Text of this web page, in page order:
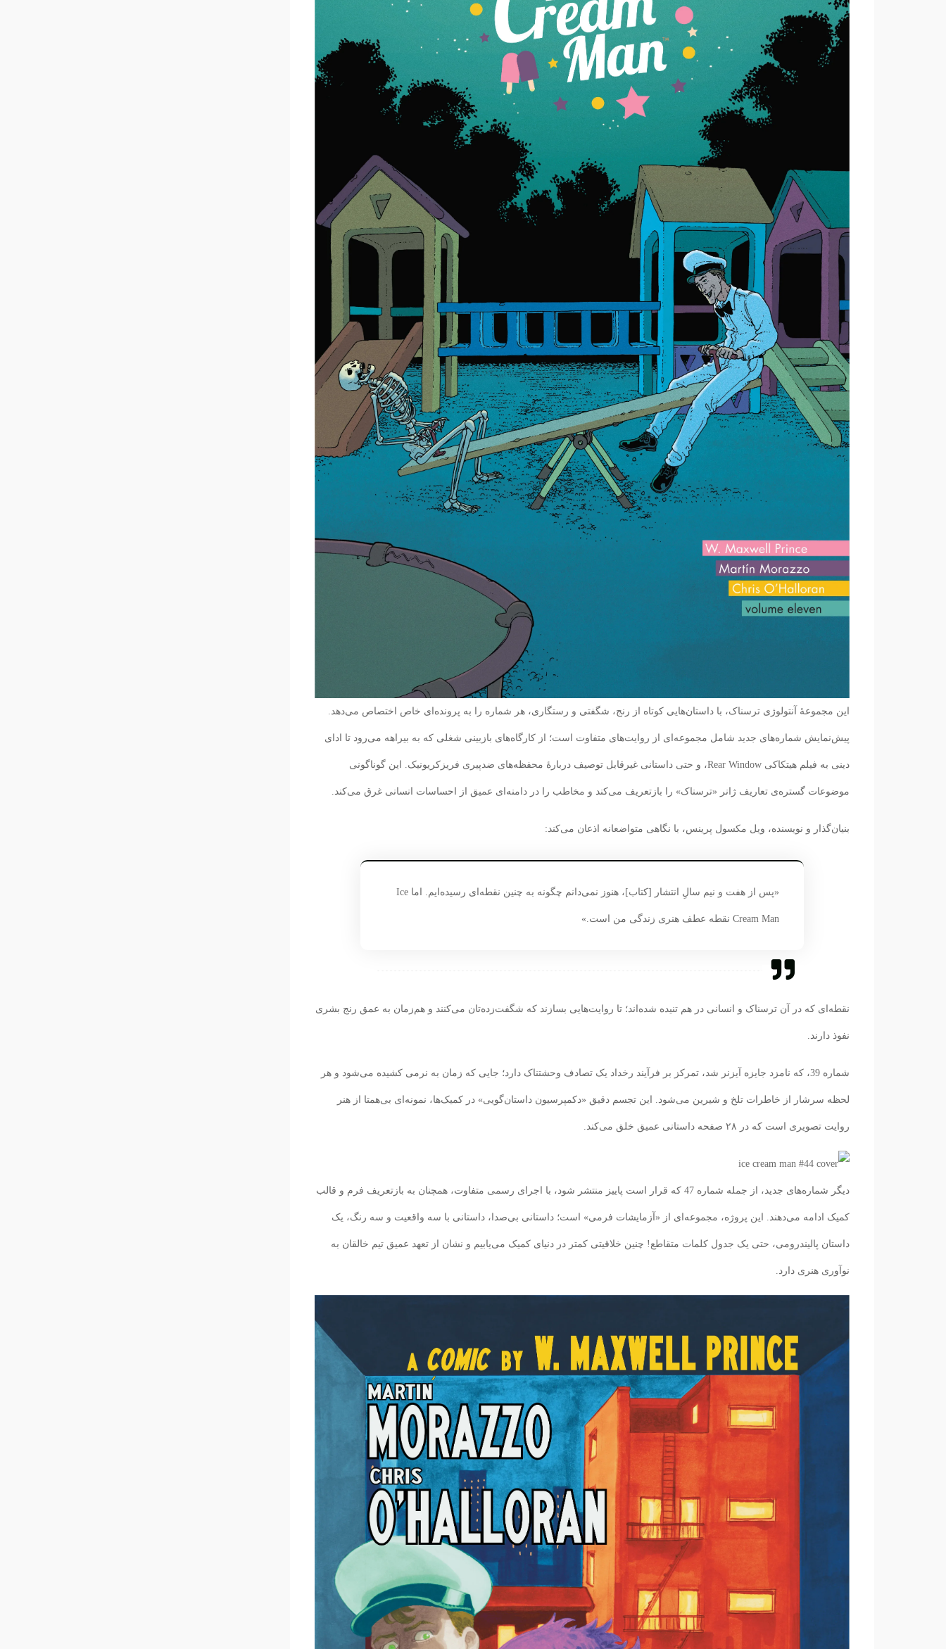
این مجموعهٔ آنتولوژی ترسناک، با داستان‌هایی کوتاه از رنج، شگفتی و رستگاری، هر شماره را به پرونده‌ای خاص اختصاص می‌دهد.
پیش‌نمایش شماره‌های جدید شامل مجموعه‌ای از روایت‌های متفاوت است؛ از کارگاه‌های بازبینی شغلی که به بیراهه می‌رود تا ادای
دینی به فیلم هیتکاکی Rear Window، و حتی داستانی غیرقابل توصیف دربارهٔ محفظه‌های ضدپیری فریزکریونیک. این گوناگونی
موضوعات گستره‌ی تعاریف ژانر «ترسناک» را بازتعریف می‌کند و مخاطب را در دامنه‌ای عمیق از احساسات انسانی غرق می‌کند.
بنیان‌گذار و نویسنده، ویل مکسول پرینس، با نگاهی متواضعانه اذعان می‌کند:
«پس از هفت و نیم سالِ انتشار [کتاب]، هنوز نمی‌دانم چگونه به چنین نقطه‌ای رسیده‌ایم. اما Ice
Cream Man نقطه عطف هنری زندگی من است.»
نقطه‌ای که در آن ترسناک و انسانی در هم تنیده شده‌اند؛ تا روایت‌هایی بسازند که شگفت‌زده‌تان می‌کنند و هم‌زمان به عمق رنج بشری
نفوذ دارند.
شماره 39، که نامزد جایزه آیزنر شد، تمرکز بر فرآیند رخداد یک تصادف وحشتناک دارد؛ جایی که زمان به نرمی کشیده می‌شود و هر
لحظه سرشار از خاطرات تلخ و شیرین می‌شود. این تجسم دقیق «دکمپرسیون داستان‌گویی» در کمیک‌ها، نمونه‌ای بی‌همتا از هنر
روایت تصویری است که در ۲۸ صفحه داستانی عمیق خلق می‌کند.
دیگر شماره‌های جدید، از جمله شماره 47 که قرار است پاییز منتشر شود، با اجرای رسمی متفاوت، همچنان به بازتعریف فرم و قالب
کمیک ادامه می‌دهند. این پروژه، مجموعه‌ای از «آزمایشات فرمی» است؛ داستانی بی‌صدا، داستانی با سه واقعیت و سه رنگ، یک
داستان پالیندرومی، حتی یک جدول کلمات متقاطع! چنین خلاقیتی کمتر در دنیای کمیک می‌یابیم و نشان از تعهد عمیق تیم خالقان به
نوآوری هنری دارد.